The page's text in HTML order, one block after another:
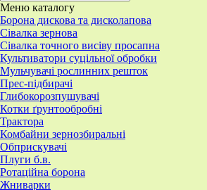
Меню каталогу
Борона дискова та дисколапова
Сівалка зернова
Сівалка точного висіву просапна
Культиватори суцільної обробки
Мульчувачі рослинних решток
Прес-підбирачі
Глибокорозпушувачі
Котки ґрунтообробні
Трактора
Комбайни зернозбиральні
Обприскувачі
Плуги б.в.
Ротаційна борона
Жниварки